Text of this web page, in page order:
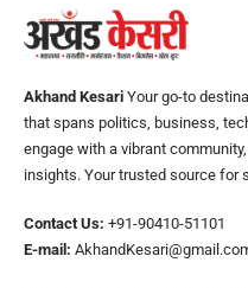
Akhand Kesari Your go-to
that spans politics, business,
engage with a vibrant
insights. Your trusted source for
Contact Us: +91-90410-51101
E-mail: